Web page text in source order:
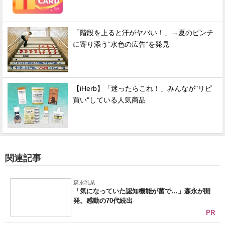
「階段を上ると汗がヤバい！」→夏のピンチ
に寄り添う“水色の広告”を発見
【iHerb】「迷ったらこれ！」みんなが"リピ
買い"している人気商品
関連記事
森永乳業
「気になっていた認知機能が菌で…」森永が開
発。感動の70代続出
PR